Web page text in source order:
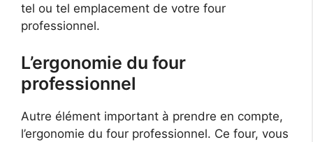
tel ou tel emplacement de votre four
professionnel.
L’ergonomie du four
professionnel
Autre élément important à prendre en compte,
l’ergonomie du four professionnel. Ce four, vous